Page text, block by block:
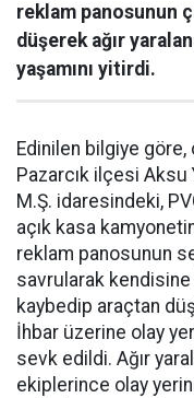
reklam panosunun
düşerek ağır
yaşamını yitirdi.
Edinilen bilgiye
Pazarcık ilçesi
M.Ş. idaresindeki,
açık kasa
reklam panosunun
savrularak
kaybedip araçtan
İhbar üzerine olay
sevk edildi. Ağır
ekiplerince olay